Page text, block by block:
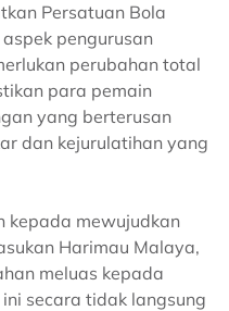
Persatuan Bola
pengurusan
perubahan total
para pemain
yang berterusan
dan kejurulatihan yang
kepada mewujudkan
Harimau Malaya,
meluas kepada
secara tidak langsung